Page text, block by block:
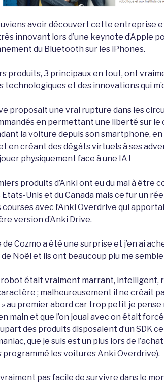
avoir découvert cette entreprise
innovant lors d’une keynote d’Apple
du Bluetooth sur les iPhones.
produits, 3 principaux en tout, ont
technologiques et des innovations qui
proposait une vrai rupture dans les
en permettant une liberté sur le
la voiture depuis son smartphone, en
en créant des dégâts virtuels à ses
physiquement face à une IA !
produits d’Anki ont eu du mal à être
Etats-Unis et du Canada mais ce fur un
courses avec l’Anki Overdrive qui
version d’Anki Drive.
de Cozmo a été une surprise et j’en ai
Noël et ils ont beaucoup plu me
était vraiment marrant, intelligent,
; malheureusement il ne créait
» au premier abord car trop petit je pense
main et que l’on jouai avec on était
des produits disposaient d’un SDK
que je suis est un plus lors de l’achat
programmé les voitures Anki Overdrive).
vraiment pas facile de survivre dans le